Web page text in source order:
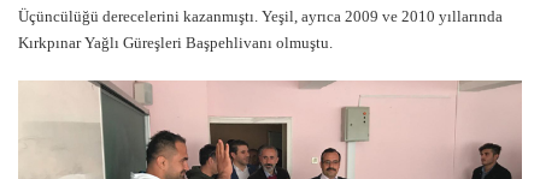
Üçüncülüğü derecelerini kazanmıştı. Yeşil, ayrıca 2009 ve 2010 yıllarında
Kırkpınar Yağlı Güreşleri Başpehlivanı olmuştu.